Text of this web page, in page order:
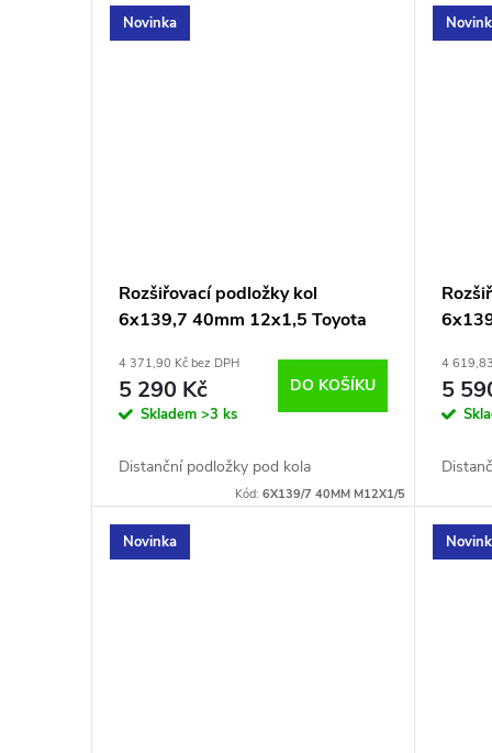
Novinka
Rozšiřovací podložky kol
6x139,7 40mm 12x1,5 Toyota
4 371,90 Kč bez DPH
5 290 Kč
Skladem >3 ks
DO KOŠÍKU
Distanční podložky pod kola
Kód:6X139/7 40MM M12X1/5
4
5
Novinka